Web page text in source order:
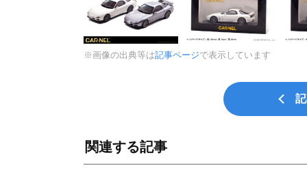
※画像の出典等は記事ページで表示しています
関連する記事